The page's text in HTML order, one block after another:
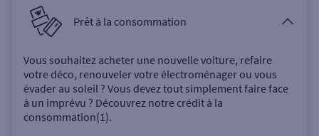
Prêt à la consommation
Vous souhaitez acheter une nouvelle voiture, refaire
votre déco, renouveler votre électroménager ou vous
évader au soleil ? Vous devez tout simplement faire face
à un imprévu ? Découvrez notre crédit à la
consommation(1).